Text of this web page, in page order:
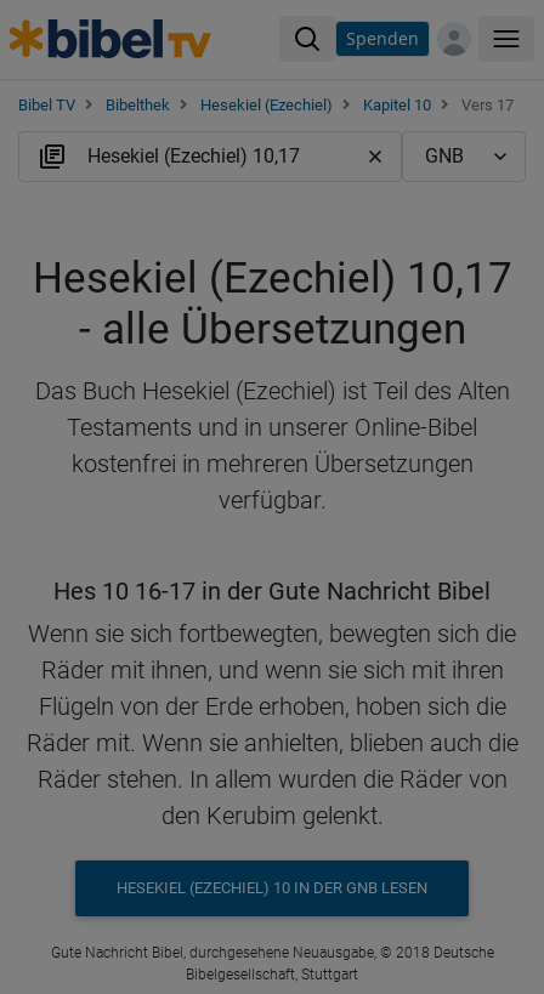
Spenden
Bibel TV Bibelthek Hesekiel (Ezechiel) Kapitel 10 Vers 17
Hesekiel (Ezechiel) 10,17
- alle Übersetzungen
Das Buch Hesekiel (Ezechiel) ist Teil des Alten
Testaments und in unserer Online-Bibel
kostenfrei in mehreren Übersetzungen
verfügbar.
Hes 10 16-17 in der Gute Nachricht Bibel
Wenn sie sich fortbewegten, bewegten sich die
Räder mit ihnen, und wenn sie sich mit ihren
Flügeln von der Erde erhoben, hoben sich die
Räder mit. Wenn sie anhielten, blieben auch die
Räder stehen. In allem wurden die Räder von
den Kerubim gelenkt.
HESEKIEL (EZECHIEL) 10 IN DER GNB LESEN
Gute Nachricht Bibel, durchgesehene Neuausgabe, © 2018 Deutsche
Bibelgesellschaft, Stuttgart